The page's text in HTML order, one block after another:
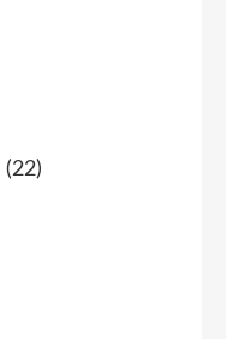
(22)